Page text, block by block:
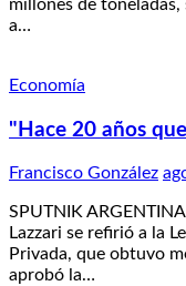
millones de
a…
Economía
"Hace 20 años
Francisco González
SPUTNIK
Lazzari se refirió a la
Privada, que obtuvo
aprobó la…